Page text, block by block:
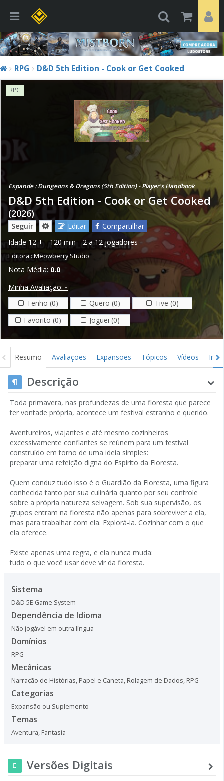
RPG D&D 5th Edition - Cook or Get Cooked
RPG
Expande :Dungeons & Dragons (5th Edition) - Player's Handbook
D&D 5th Edition - Cook or Get Cooked
(2026)
Seguir Editar
Compartilhar
Idade 12 + 120 min 2 a 12 jogadores
Editora : Meowberry Studio
Nota Média: 0.0
Minha Avaliação: -
Tenho (0)
Quero (0)
Tive (0)
Favorito (0)
Joguei (0)
Resumo Avaliações Expansões Tópicos Vídeos
Descrição
Toda primavera, nas profundezas de uma floresta que parece
ter vontade própria, acontece um festival estranho e querido.
Aventureiros, viajantes e até mesmo cozinheiros
excessivamente confiantes se reúnem para um festival
construído em torno de uma ideia simples:
preparar uma refeição digna do Espírito da Floresta.
Quem conduz tudo isso é o Guardião da Floresta, uma figura
conhecida tanto por sua culinária quanto por seu controle
sobre a própria natureza selvagem. Sob sua supervisão, os
grupos entram na floresta não apenas para sobreviver a ela,
mas para trabalhar com ela. Explorá-la. Cozinhar com o que
ela oferece.
Existe apenas uma regra, e ela nunca muda:
tudo o que você usar deve vir da floresta.
Sistema
D&D 5E Game System
Dependência de Idioma
Não jogável em outra língua
Domínios
RPG
Mecânicas
Narração de Histórias, Papel e Caneta, Rolagem de Dados, RPG
Categorias
Expansão ou Suplemento
Temas
Aventura, Fantasia
Versões Digitais